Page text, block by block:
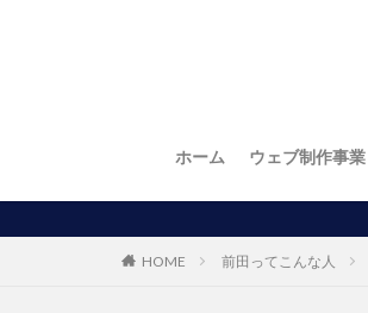
ホーム ウェブ制作事業
お店自慢
繁盛店
ワードプレス
LP制作（ラ
ロゴ制作
名刺制作
チラシ制作
お得！開業パ
パソコン出張
HOME 前田ってこんな人